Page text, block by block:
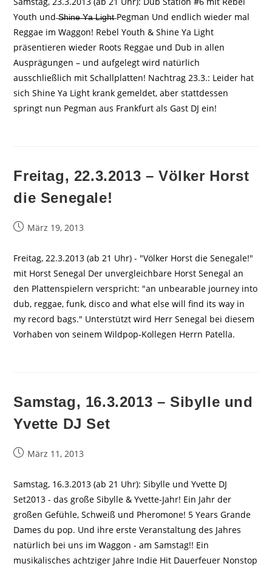
Youth und ̶S̶̶h̶̶i̶̶n̶̶e̶̶ ̶̶Y̶̶a̶̶ ̶̶L̶̶i̶̶g̶̶h̶̶t̶ Pegman Und endlich wieder mal
Reggae im Waggon! Rebel Youth & Shine Ya Light
präsentieren wieder Roots Reggae und Dub in allen
Ausprägungen – und aufgelegt wird natürlich
ausschließlich mit Schallplatten! Nachtrag 23.3.: Leider hat
sich Shine Ya Light krank gemeldet, aber stattdessen
springt nun Pegman aus Frankfurt als Gast DJ ein!
Freitag, 22.3.2013 – Völker Horst
die Senegale!
BeitragMärz 19, 2013
Freitag, 22.3.2013 (ab 21 Uhr) - "Völker Horst die Senegale!"
mit Horst Senegal Der unvergleichbare Horst Senegal an
den Plattenspielern verspricht: "an unbearable journey into
dub, reggae, funk, disco and what else will find its way in
my record bags." Unterstützt wird Herr Senegal bei diesem
Vorhaben von seinem Wildpop-Kollegen Herrn Patella.
Samstag, 16.3.2013 – Sibylle und
Yvette DJ Set
BeitragMärz 11, 2013
Samstag, 16.3.2013 (ab 21 Uhr): Sibylle und Yvette DJ
Set2013 - das große Sibylle & Yvette-Jahr! Ein Jahr der
großen Gefühle, Schweiß und Pheromone! 5 Years Grande
Dames du pop. Und ihre erste Veranstaltung des Jahres
natürlich bei uns im Waggon - am Samstag!! Ein
musikalisches achtziger Jahre Indie Hit Dauerfeuer Nonstop